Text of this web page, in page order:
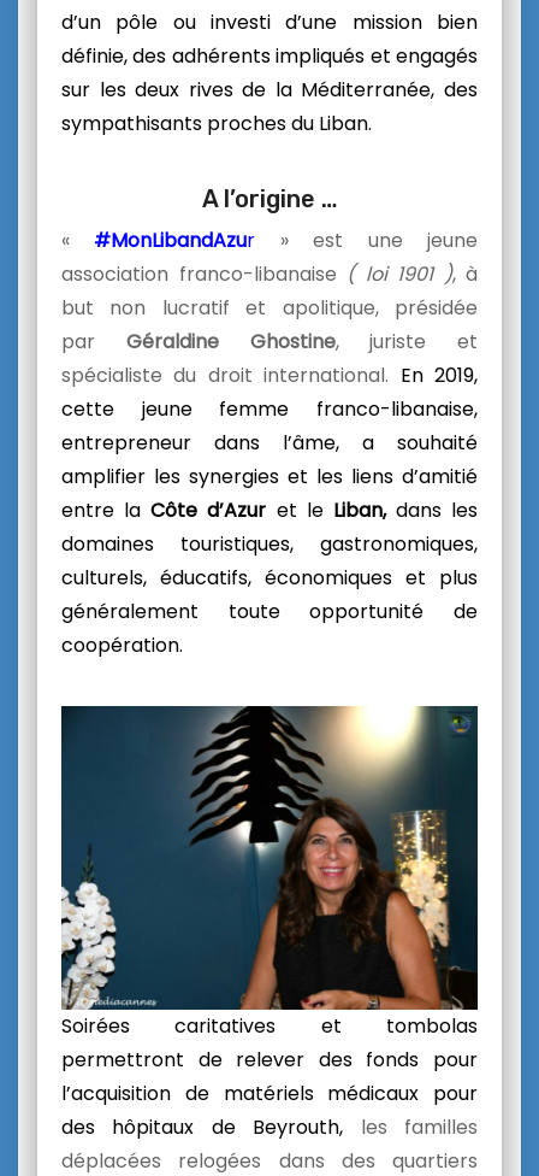
d’un pôle ou investi d’une mission bien
définie, des adhérents impliqués et engagés
sur les deux rives de la Méditerranée, des
sympathisants proches du Liban.
A l’origine …
« #MonLibandAzur » est une jeune
association franco-libanaise ( loi 1901 ), à
but non lucratif et apolitique, présidée
par Géraldine Ghostine, juriste et
spécialiste du droit international. En 2019,
cette jeune femme franco-libanaise,
entrepreneur dans l’âme, a souhaité
amplifier les synergies et les liens d’amitié
entre laCôte d’Azur et le Liban,dans les
domaines touristiques, gastronomiques,
culturels, éducatifs, économiques et plus
généralement toute opportunité de
coopération.
Soirées caritatives et tombolas
permettront de relever des fonds pour
l’acquisition de matériels médicaux pour
des hôpitaux de Beyrouth, les familles
déplacées relogées dans des quartiers